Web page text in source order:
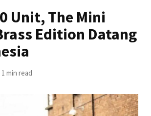
Unit, The Mini
Edition Datang
1 min read